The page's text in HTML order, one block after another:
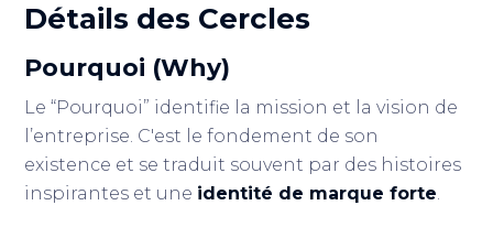
Détails des Cercles
Pourquoi (Why)
Le “Pourquoi” identifie la mission et la vision de
l’entreprise. C'est le fondement de son
existence et se traduit souvent par des histoires
inspirantes et une identité de marque forte.